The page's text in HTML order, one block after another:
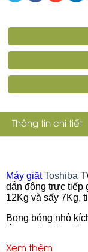
Thông tin chi tiết
Máy giặt Toshiba
dẫn động trực tiếp
12Kg và sấy 7Kg,
Bong bóng nhỏ
làm sạch. Ultra
Xem thêm